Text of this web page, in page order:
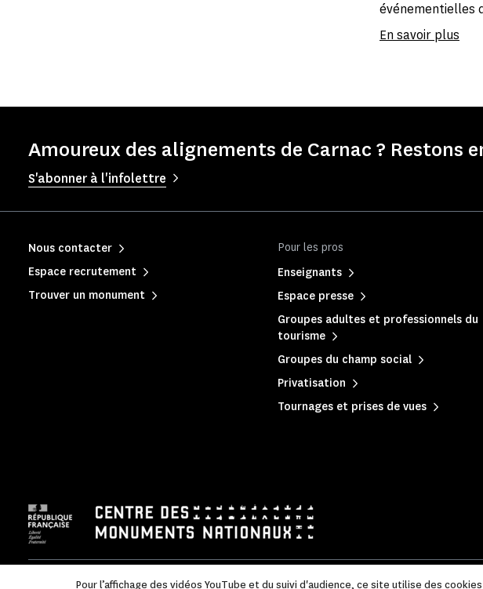
événementielles
En savoir plus
Amoureux des alignements de Carnac ? Restons
S'abonner à l'infolettre
Pour les pros
Enseignants
Espace presse
Groupes adultes et professionnels du
tourisme
Groupes du champ social
Privatisation
Tournages et prises de vues
Nous contacter
Espace recrutement
Trouver un monument
Mentions légales | Politique de confidentialité | Informations légales et administratives
Pour l’affichage des vidéos YouTube et du suivi d'audience, ce site utilise des